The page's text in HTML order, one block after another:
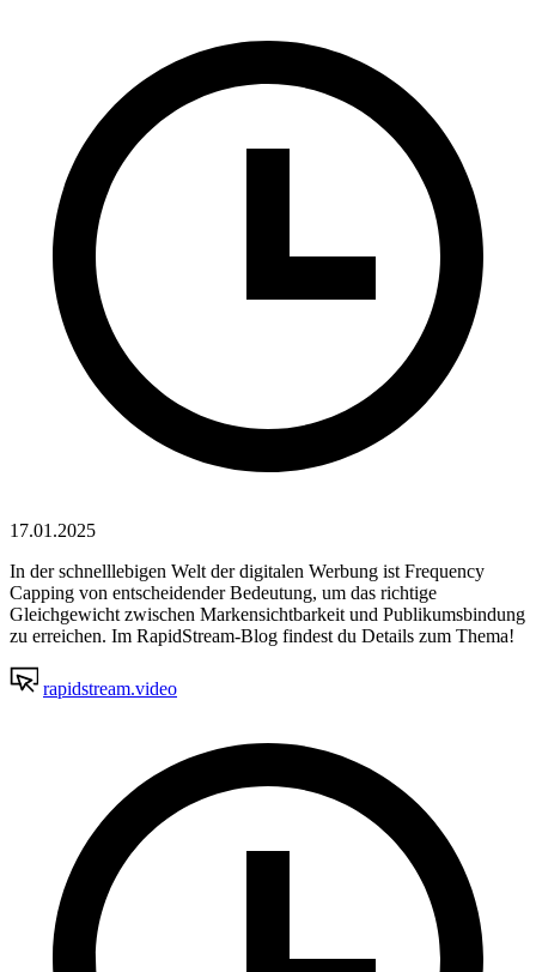
17.01.2025
In der schnelllebigen Welt der digitalen Werbung ist Frequency
Capping von entscheidender Bedeutung, um das richtige
Gleichgewicht zwischen Markensichtbarkeit und Publikumsbindung
zu erreichen. Im RapidStream-Blog findest du Details zum Thema!
rapidstream.video